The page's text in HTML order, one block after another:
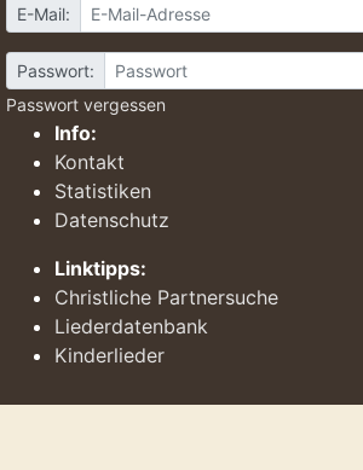
E-Mail:
Passwort:
Passwort vergessen
Info:
Kontakt
Statistiken
Datenschutz
Linktipps:
Christliche Partnersuche
Liederdatenbank
Kinderlieder